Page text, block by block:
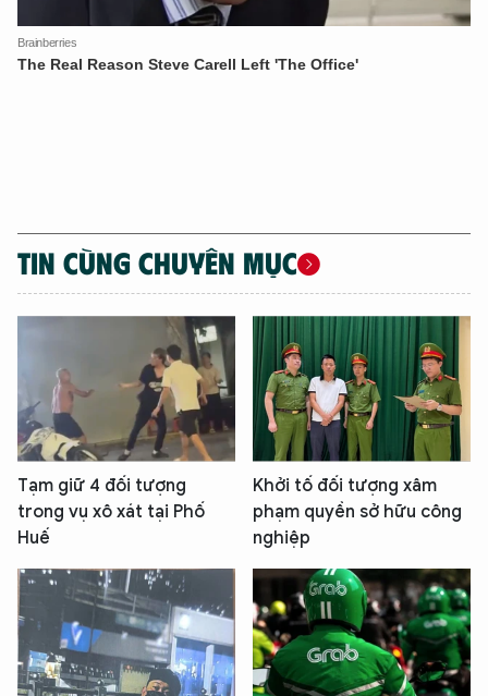
TIN CÙNG CHUYÊN MỤC
Tạm giữ 4 đối tượng
trong vụ xô xát tại Phố
Huế
Khởi tố đối tượng xâm
phạm quyền sở hữu công
nghiệp